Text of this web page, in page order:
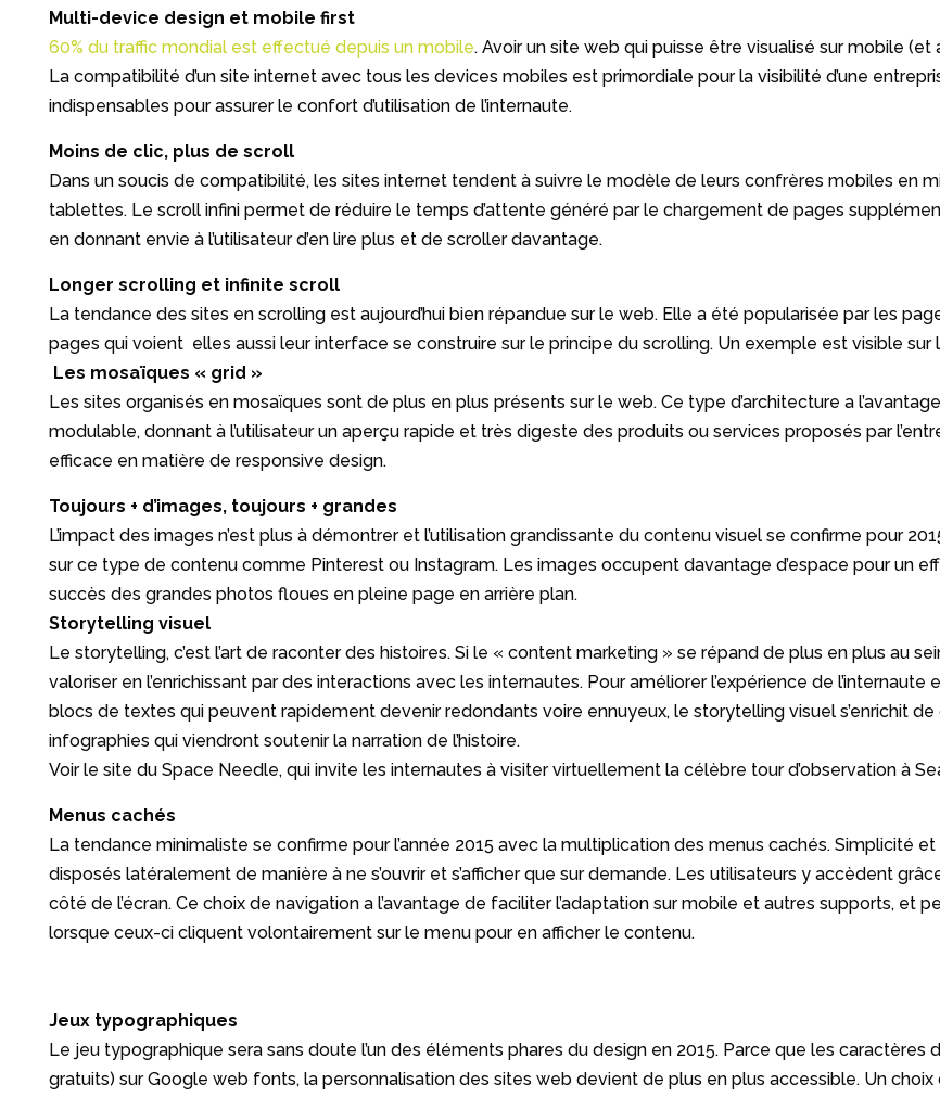
Multi-device design et mobile first
60% du traffic mondial est effectué depuis un mobile. Avoir un site web qui puisse être visualisé sur mobile
La compatibilité d’un site internet avec tous les devices mobiles est primordiale pour la visibilité d’une
indispensables pour assurer le confort d’utilisation de l’internaute.
Moins de clic, plus de scroll
Dans un soucis de compatibilité, les sites internet tendent à suivre le modèle de leurs confrères mobiles en
tablettes. Le scroll infini permet de réduire le temps d’attente généré par le chargement de pages
en donnant envie à l’utilisateur d’en lire plus et de scroller davantage.
Longer scrolling et infinite scroll
La tendance des sites en scrolling est aujourd’hui bien répandue sur le web. Elle a été popularisée par les
pages qui voient elles aussi leur interface se construire sur le principe du scrolling. Un exemple est visible sur
Les mosaïques « grid »
Les sites organisés en mosaïques sont de plus en plus présents sur le web. Ce type d’architecture a
modulable, donnant à l’utilisateur un aperçu rapide et très digeste des produits ou services proposés par
efficace en matière de responsive design.
Toujours + d’images, toujours + grandes
L’impact des images n’est plus à démontrer et l’utilisation grandissante du contenu visuel se confirme pour
sur ce type de contenu comme Pinterest ou Instagram. Les images occupent davantage d’espace pour un
succès des grandes photos floues en pleine page en arrière plan.
Storytelling visuel
Le storytelling, c’est l’art de raconter des histoires. Si le « content marketing » se répand de plus en plus au
valoriser en l’enrichissant par des interactions avec les internautes. Pour améliorer l’expérience de
blocs de textes qui peuvent rapidement devenir redondants voire ennuyeux, le storytelling visuel s’enrichit
infographies qui viendront soutenir la narration de l’histoire.
Voir le site du Space Needle, qui invite les internautes à visiter virtuellement la célèbre tour d’observation à
Menus cachés
La tendance minimaliste se confirme pour l’année 2015 avec la multiplication des menus cachés. Simplicité
disposés latéralement de manière à ne s’ouvrir et s’afficher que sur demande. Les utilisateurs y accèdent
côté de l’écran. Ce choix de navigation a l’avantage de faciliter l’adaptation sur mobile et autres supports,
lorsque ceux-ci cliquent volontairement sur le menu pour en afficher le contenu.
Jeux typographiques
Le jeu typographique sera sans doute l’un des éléments phares du design en 2015. Parce que les
gratuits) sur Google web fonts, la personnalisation des sites web devient de plus en plus accessible. Un